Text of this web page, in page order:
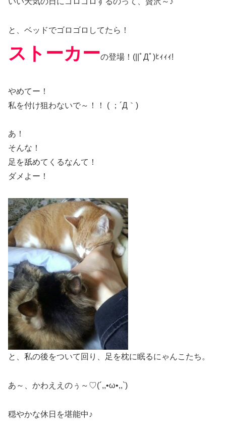
と、ベッドでゴロゴロしてたら！
ストーカーの登場！(||ﾟДﾟ)ﾋｨｨｨ!
やめてー！
私を付け狙わないで～！！ ( ；´Д｀)
あ！
そんな！
足を舐めてくるなんて！
ダメよー！
と、私の後をついて回り、足を枕に眠るにゃんこたち。
あ～、かわええのぅ～♡(´,,•ω•,,`)
穏やかな休日を堪能中♪